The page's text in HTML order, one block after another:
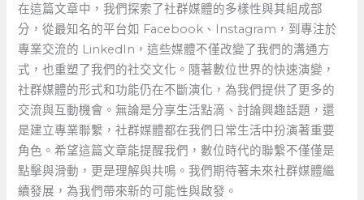
在這篇文章中，我們探索了社群媒體的多樣性與其組成部
分，從最知名的平台如 Facebook、Instagram，到專注於
專業交流的 LinkedIn，這些媒體不僅改變了我們的溝通方
式，也重塑了我們的社交文化。隨著數位世界的快速演變，
社群媒體的形式和功能仍在不斷演化，為我們提供了更多的
交流與互動機會。無論是分享生活點滴、討論興趣話題，還
是建立專業聯繫，社群媒體都在我們日常生活中扮演著重要
角色。希望這篇文章能提醒我們，數位時代的聯繫不僅僅是
點擊與滑動，更是理解與共鳴。我們期待著未來社群媒體繼
續發展，為我們帶來新的可能性與啟發。